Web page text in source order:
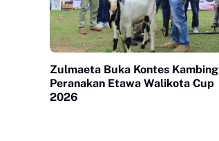
Zulmaeta Buka Kontes Kambing
Peranakan Etawa Walikota Cup
2026